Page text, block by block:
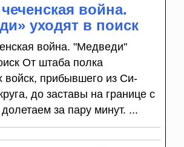
война.
уходят в поиск
война. "Медведи"
От штаба полка
войск, прибывшего из Си­
до заставы на границе с
за пару минут. ...